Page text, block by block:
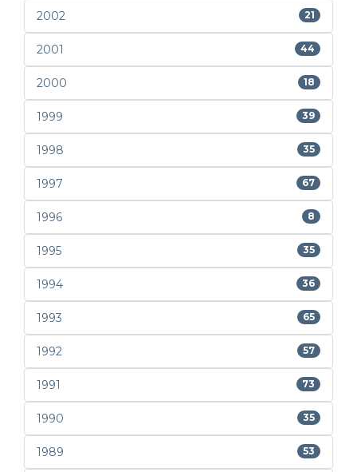
2002 21
2001 44
2000 18
1999 39
1998 35
1997 67
1996 8
1995 35
1994 36
1993 65
1992 57
1991 73
1990 35
1989 53